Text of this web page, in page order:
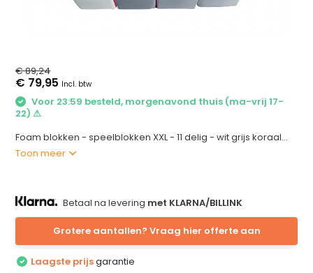
€ 89,24
€ 79,95 Incl. btw
Voor 23:59 besteld, morgenavond thuis (ma-vrij 17-
22) ⚠
Foam blokken - speelblokken XXL - 11 delig - wit grijs koraal...
Toon meer
Betaal na levering met KLARNA/BILLINK
Grotere aantallen? Vraag hier offerte aan
Laagste prijsgarantie